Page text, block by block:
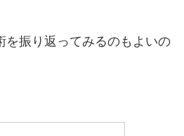
を振り返ってみるのもよいの